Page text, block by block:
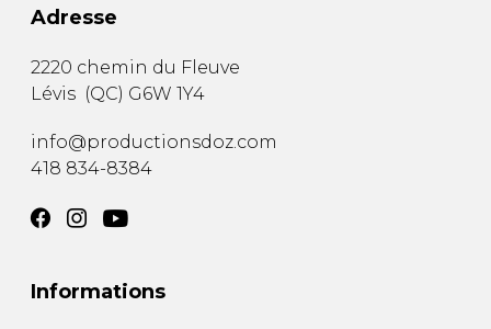
Adresse
2220 chemin du Fleuve
Lévis (QC) G6W 1Y4
info@productionsdoz.com
418 834-8384
Informations